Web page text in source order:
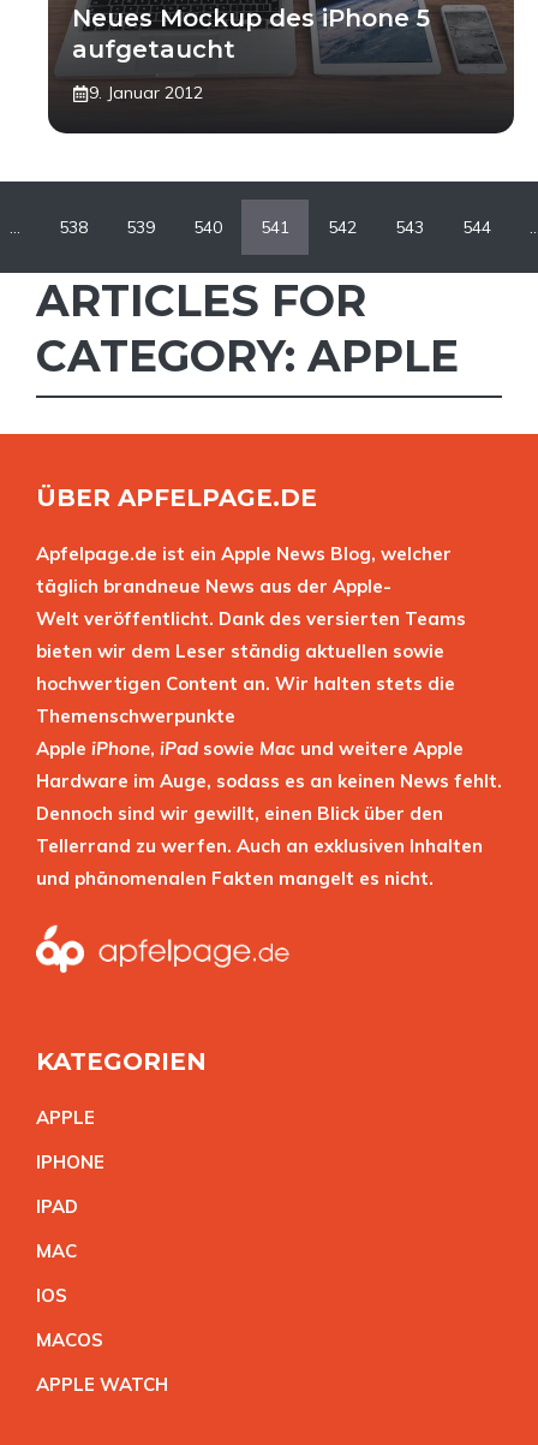
Neues Mockup des iPhone 5
aufgetaucht
9. Januar 2012
… 538 539 540 541 542 543 544
ARTICLES FOR
CATEGORY: APPLE
ÜBER APFELPAGE.DE
Apfelpage.de ist ein Apple News Blog, welcher
täglich brandneue News aus der Apple-
Welt veröffentlicht. Dank des versierten Teams
bieten wir dem Leser ständig aktuellen sowie
hochwertigen Content an. Wir halten stets die
Themenschwerpunkte
Apple iPhone, iPad sowie Mac und weitere Apple
Hardware im Auge, sodass es an keinen News fehlt.
Dennoch sind wir gewillt, einen Blick über den
Tellerrand zu werfen. Auch an exklusiven Inhalten
und phänomenalen Fakten mangelt es nicht.
KATEGORIEN
APPLE
IPHONE
IPAD
MAC
IOS
MACOS
APPLE WATCH